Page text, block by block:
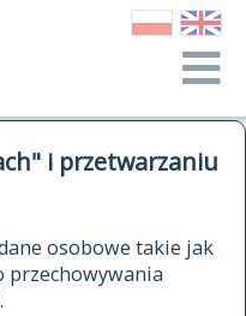
i przetwarzaniu
osobowe takie jak
przechowywania
SŁOWNIK